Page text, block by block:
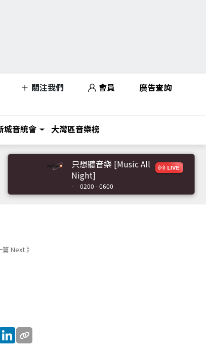
關注我們 會員 廣告查詢
城音統會 大灣區音樂榜
只想聽音樂 [Music All
Night]
- 0200 - 0600
篇 Next 》
LinkedIn